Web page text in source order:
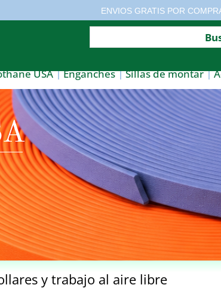
ENVIOS GRATIS POR
USA Enganches Sillas de montar
y trabajo al aire libre